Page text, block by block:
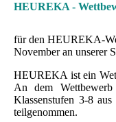
HEUREKA -
für den HEUREKA-
November an unserer
HEUREKA ist ein
An dem
Klassenstufen 3-8
teilgenommen.